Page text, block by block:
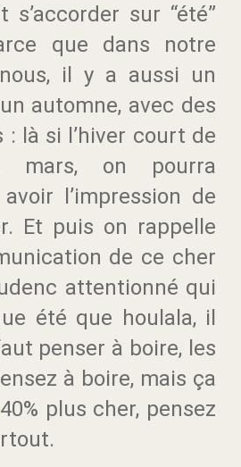
sur “été”
que dans notre
il y a aussi un
automne, avec des
: là si l’hiver court de
mars, on pourra
l’impression de
Et puis on rappelle
de ce cher
attentionné qui
été que houlala, il
penser à boire, les
à boire, mais ça
plus cher, pensez